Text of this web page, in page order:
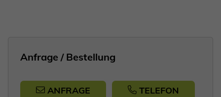
Anfrage / Bestellung
ANFRAGE TELEFON